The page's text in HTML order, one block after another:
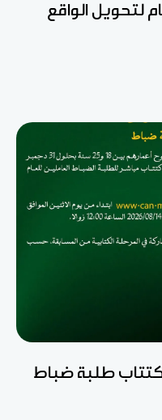
لتحويل الواقع
طلبة ضباط